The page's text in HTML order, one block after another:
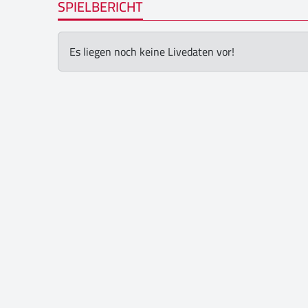
SPIELBERICHT
Es liegen noch keine Livedaten vor!